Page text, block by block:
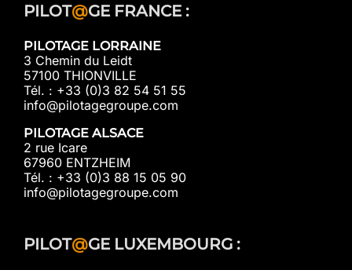
PILOT@GE FRANCE :
PILOTAGE LORRAINE
3 Chemin du Leidt
57100 THIONVILLE
Tél. : +33 (0)3 82 54 51 55
info@pilotagegroupe.com
PILOTAGE ALSACE
2 rue Icare
67960 ENTZHEIM
Tél. : +33 (0)3 88 15 05 90
info@pilotagegroupe.com
PILOT@GE LUXEMBOURG :